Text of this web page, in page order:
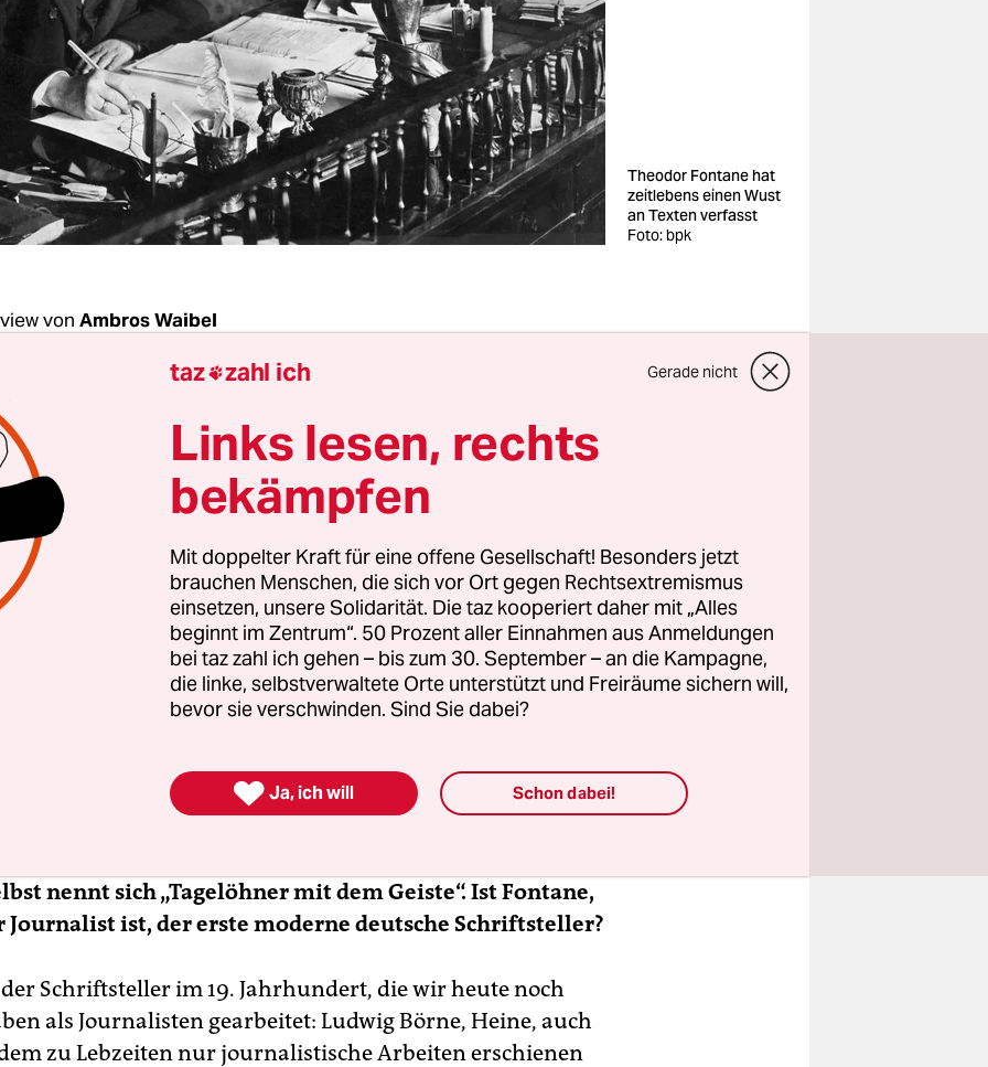
Theodor Fontane hat
zeitlebens einen Wust
an Texten verfasst
Foto: bpk
von Ambros Waibel
Herr D’Aprile, an Büchern über Theodor
kein Mangel. Warum haben auch Sie eine Biografie
geschrieben?
D’Aprile:
Gattung mit hohem Ideologie- oder mindestens Gähn-
seit der 2010 erschienenen fünfbändigen Fontane-Chronik
Berbig wissen wir auch ziemlich genau, was Fontane so
Tag gemacht hat. Das muss man nicht noch einmal
Andererseits hat mich Fontane schon interessiert und
als Journalist bewegt, der den Oberflächendiskurs
nennt sich „Tagelöhner mit dem Geiste“. Ist Fontane,
Journalist ist, der erste moderne deutsche Schriftsteller?
Schriftsteller im 19. Jahrhundert, die wir heute noch
als Journalisten gearbeitet: Ludwig Börne, Heine, auch
zu Lebzeiten nur journalistische Arbeiten erschienen
taz zahl ich Gerade nicht
Links lesen, rechts
bekämpfen
Mit doppelter Kraft für eine offene Gesellschaft! Besonders jetzt
brauchen Menschen, die sich vor Ort gegen Rechtsextremismus
einsetzen, unsere Solidarität. Die taz kooperiert daher mit „Alles
beginnt im Zentrum“. 50 Prozent aller Einnahmen aus Anmeldungen
bei taz zahl ich gehen – bis zum 30. September – an die Kampagne,
die linke, selbstverwaltete Orte unterstützt und Freiräume sichern will,
bevor sie verschwinden. Sind Sie dabei?
 Ja, ich will Schon dabei!